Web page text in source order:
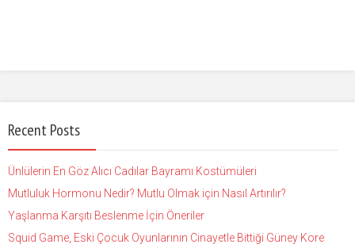
Recent Posts
Ünlülerin En Göz Alıcı Cadılar Bayramı Kostümüleri
Mutluluk Hormonu Nedir? Mutlu Olmak için Nasıl Artırılır?
Yaşlanma Karşıtı Beslenme İçin Öneriler
Squid Game, Eski Çocuk Oyunlarının Cinayetle Bittiği Güney Kore